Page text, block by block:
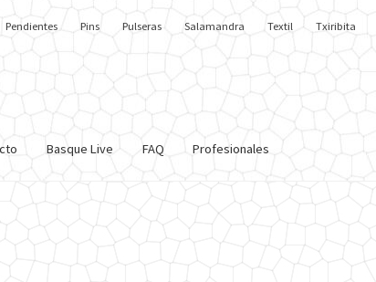
Pendientes Pins Pulseras Salamandra Textil Txiribita
Basque Live FAQ Profesionales